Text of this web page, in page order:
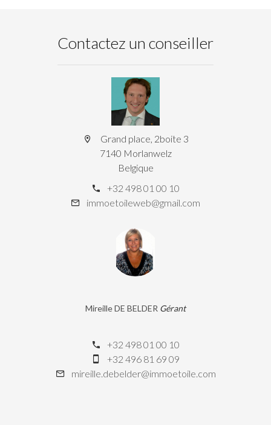
Contactez un conseiller
Grand place, 2boite 3
7140 Morlanwelz
Belgique
+32 498 01 00 10
immoetoileweb@gmail.com
Mireille DE BELDER Gérant
+32 498 01 00 10
+32 496 81 69 09
mireille.debelder@immoetoile.com